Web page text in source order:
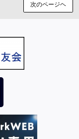
次のページヘ